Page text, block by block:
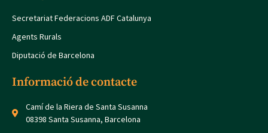
Secretariat Federacions ADF Catalunya
Agents Rurals
Diputació de Barcelona
Informació de contacte
Camí de la Riera de Santa Susanna
08398 Santa Susanna, Barcelona